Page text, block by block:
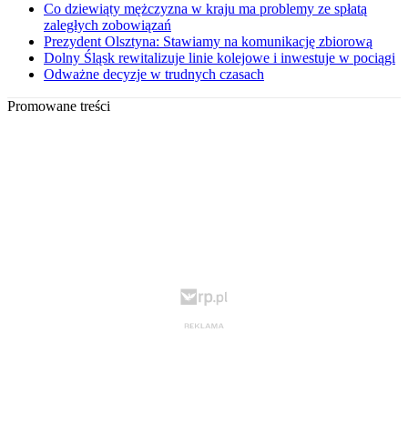
Co dziewiąty mężczyzna w kraju ma problemy ze spłatą
zaległych zobowiązań
Prezydent Olsztyna: Stawiamy na komunikację zbiorową
Dolny Śląsk rewitalizuje linie kolejowe i inwestuje w pociągi
Odważne decyzje w trudnych czasach
Promowane treści